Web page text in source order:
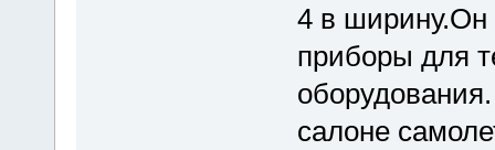
4 в ширину.Он
приборы для
салоне